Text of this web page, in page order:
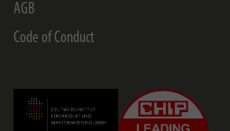
AGB
Code of Conduct